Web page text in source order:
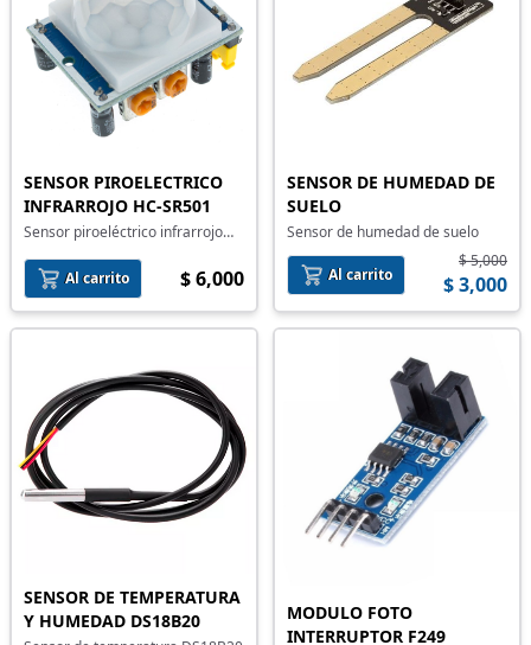
SENSOR PIROELECTRICO
INFRARROJO HC-SR501
Sensor piroeléctrico infrarrojo
Al carrito
$ 6,000
SENSOR DE HUMEDAD DE
SUELO
Sensor de humedad de suelo
Al carrito
$ 5,000
$ 3,000
SENSOR DE TEMPERATURA
Y HUMEDAD DS18B20
MODULO FOTO
INTERRUPTOR F249